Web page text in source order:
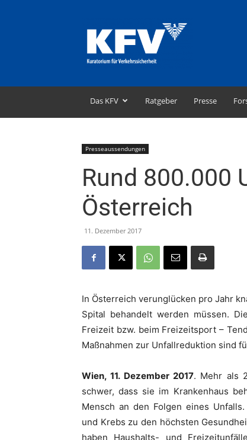
–
Kuratorium
für
Das KFV Ratgeber Presse
Presseaussendungen
Rund 800.000
Österreich
11. Dezember 2017
In Österreich verunglücken pro Jahr
Spital behandelt werden müssen.
Freizeit bzw. beim Freizeitsport –
Maßnahmen zur Unfallreduktion sind
Wien, 11. Dezember 2017. Mehr als
schwer, dass sie im Krankenhaus
Mensch an den Folgen eines
und Krebs zu den höchsten
haben Haushalts- und